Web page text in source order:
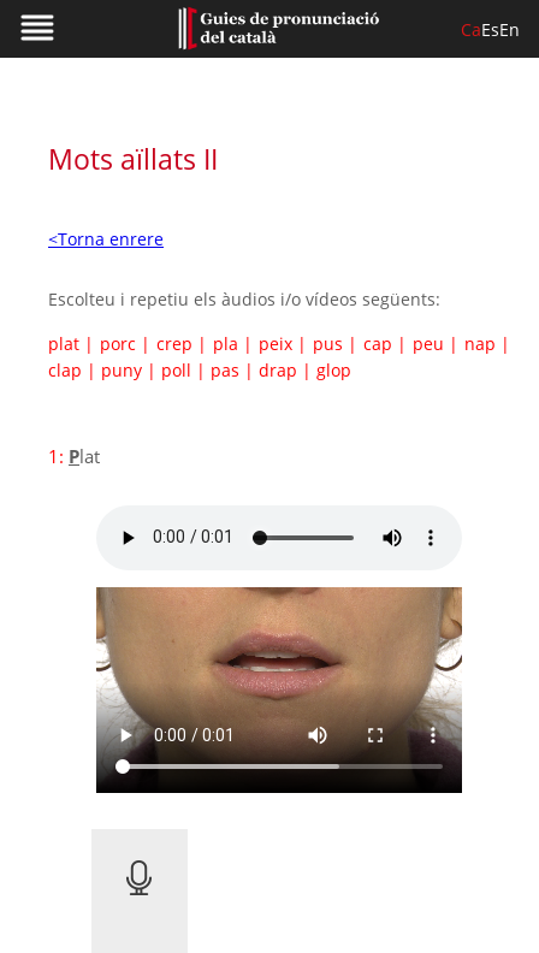
CaEsEn
Mots aïllats II
<Torna enrere
Escolteu i repetiu els àudios i/o vídeos següents:
plat | porc | crep | pla | peix | pus | cap | peu | nap |
clap | puny | poll | pas | drap | glop
1: Plat